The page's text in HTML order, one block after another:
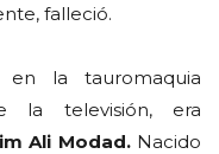
falleció.
en la tauromaquia
la televisión, era
Ali Modad. Nacido